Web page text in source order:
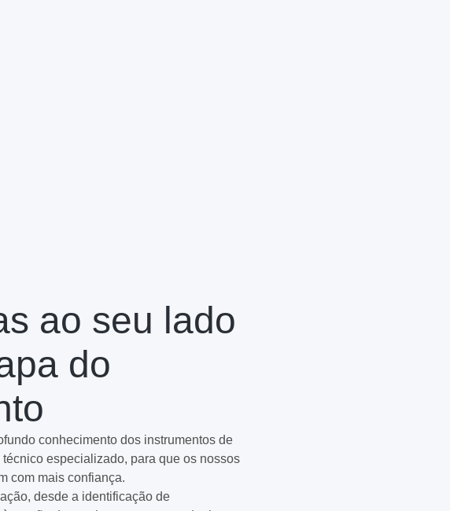
ao seu lado
do
conhecimento dos instrumentos de
especializado, para que os nossos
com mais confiança.
desde a identificação de